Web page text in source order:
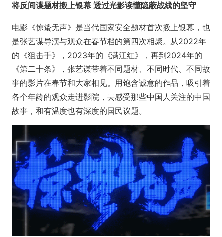
将反间谍题材搬上银幕 透过光影读懂隐蔽战线的坚守
电影《惊蛰无声》是当代国家安全题材首次搬上银幕，也
是张艺谋导演与观众在春节档的第四次相聚。从2022年
的《狙击手》，2023年的《满江红》，再到2024年的
《第二十条》，张艺谋带着不同题材、不同时代、不同故
事的影片在春节和大家相见。用饱含诚意的作品，吸引着
各个年龄的观众走进影院，去感受那些中国人关注的中国
故事，和有温度也有深度的国民议题。